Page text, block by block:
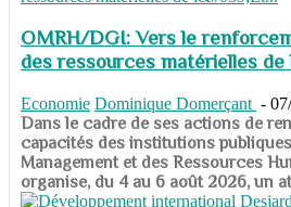
OMRH/DGI: Vers le
des ressources matérielles de
Economie Dominique Domerçant -
Dans le cadre de ses actions de
capacités des institutions
Management et des Ressources
organise, du 4 au 6 août 2026, un